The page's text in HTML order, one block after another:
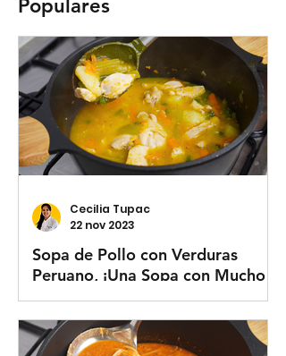
Populares
Sopa de Pollo con Verduras
Peruano, ¡Una Sopa con Mucho
Sabor!
Cecilia Tupac
22 nov 2023